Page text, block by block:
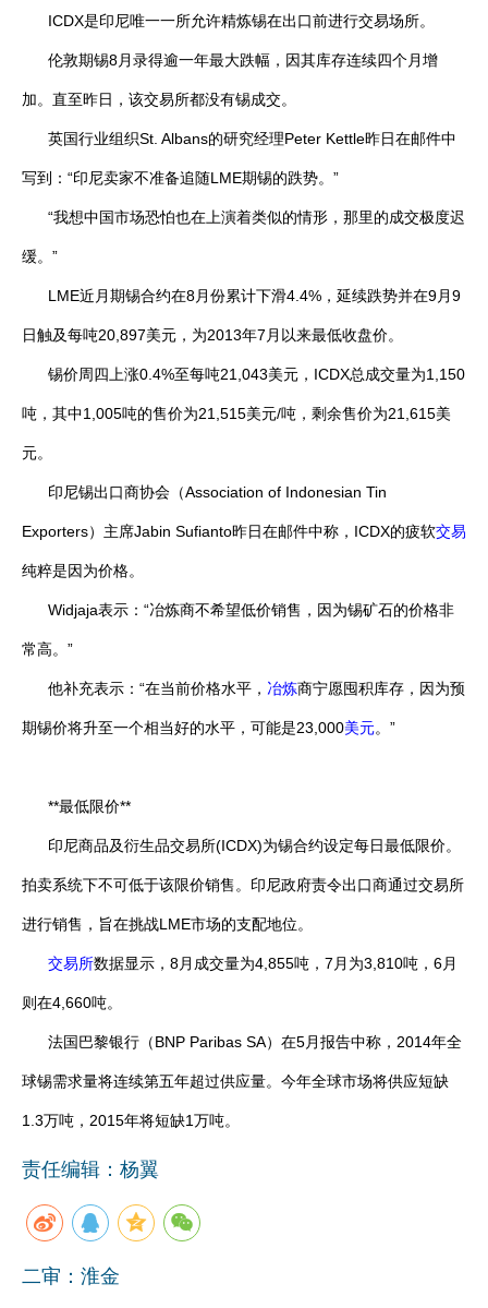
ICDX是印尼唯一一所允许精炼锡在出口前进行交易场所。
伦敦期锡8月录得逾一年最大跌幅，因其库存连续四个月增
加。直至昨日，该交易所都没有锡成交。
英国行业组织St. Albans的研究经理Peter Kettle昨日在邮件中
写到：“印尼卖家不准备追随LME期锡的跌势。”
“我想中国市场恐怕也在上演着类似的情形，那里的成交极度迟
缓。”
LME近月期锡合约在8月份累计下滑4.4%，延续跌势并在9月9
日触及每吨20,897美元，为2013年7月以来最低收盘价。
锡价周四上涨0.4%至每吨21,043美元，ICDX总成交量为1,150
吨，其中1,005吨的售价为21,515美元/吨，剩余售价为21,615美
元。
印尼锡出口商协会（Association of Indonesian Tin
Exporters）主席Jabin Sufianto昨日在邮件中称，ICDX的疲软交易
纯粹是因为价格。
Widjaja表示：“冶炼商不希望低价销售，因为锡矿石的价格非
常高。”
他补充表示：“在当前价格水平， 冶炼商宁愿囤积库存，因为预
期锡价将升至一个相当好的水平，可能是23,000美元。”
**最低限价**
印尼商品及衍生品交易所(ICDX)为锡合约设定每日最低限价。
拍卖系统下不可低于该限价销售。印尼政府责令出口商通过交易所
进行销售，旨在挑战LME市场的支配地位。
交易所数据显示，8月成交量为4,855吨，7月为3,810吨，6月
则在4,660吨。
法国巴黎银行（BNP Paribas SA）在5月报告中称，2014年全
球锡需求量将连续第五年超过供应量。今年全球市场将供应短缺
1.3万吨，2015年将短缺1万吨。
责任编辑：杨翼
二审：淮金